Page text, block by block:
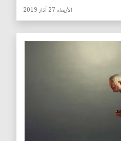
الأربعاء 27 آذار 2019